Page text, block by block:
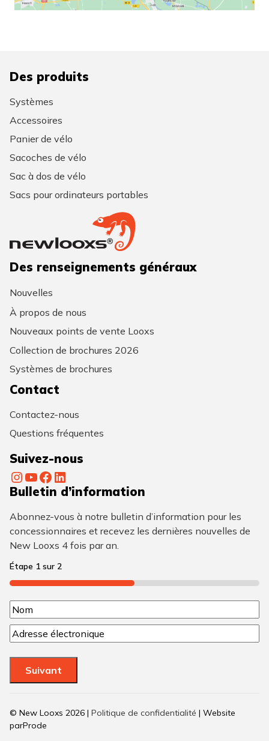
Des produits
Systèmes
Accessoires
Panier de vélo
Sacoches de vélo
Sac à dos de vélo
Sacs pour ordinateurs portables
Des renseignements généraux
Nouvelles
À propos de nous
Nouveaux points de vente Looxs
Collection de brochures 2026
Systèmes de brochures
Contact
Contactez-nous
Questions fréquentes
Suivez-nous
InstagramYouTube Facebook LinkedIn
Bulletin d’information
Abonnez-vous à notre bulletin d’information pour les
concessionnaires et recevez les dernières nouvelles de
New Looxs 4 fois par an.
Étape 1 sur 2
50%
N
o
m
N
c
N
o
m
C
o
u
e
l
Suivant
© New Looxs 2026 | Politique de confidentialité | Website
parProde